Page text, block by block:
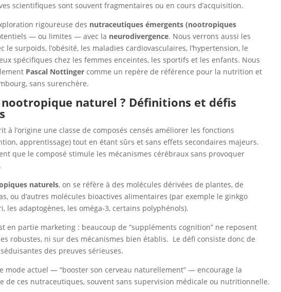
scientifiques sont souvent fragmentaires ou en cours d’acquisition.
rigoureuse des nutraceutiques émergents (nootropiques
— ou limites — avec la neurodivergence. Nous verrons aussi les
le surpoids, l’obésité, les maladies cardiovasculaires, l’hypertension, le
spécifiques chez les femmes enceintes, les sportifs et les enfants. Nous
Pascal Nottinger comme un repère de référence pour la nutrition et
sans surenchère.
nootropique naturel ? Définitions et défis
à l’origine une classe de composés censés améliorer les fonctions
apprentissage) tout en étant sûrs et sans effets secondaires majeurs.
que le composé stimule les mécanismes cérébraux sans provoquer
naturels, on se réfère à des molécules dérivées de plantes, de
ou d’autres molécules bioactives alimentaires (par exemple le ginkgo
les adaptogènes, les oméga-3, certains polyphénols).
en partie marketing : beaucoup de “suppléments cognition” ne reposent
robustes, ni sur des mécanismes bien établis. Le défi consiste donc de
des preuves sérieuses.
mode actuel — “booster son cerveau naturellement” — encourage la
de ces nutraceutiques, souvent sans supervision médicale ou nutritionnelle.